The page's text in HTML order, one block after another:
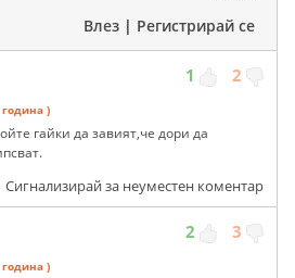
Влез | Регистрирай се
1 2
)
гайки да завият,че дори да
Сигнализирай за неуместен коментар
2 3
)